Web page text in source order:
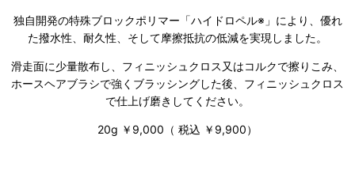
独自開発の特殊ブロックポリマー「ハイドロペル※」により、優れ
た撥水性、耐久性、そして摩擦抵抗の低減を実現しました。
滑走面に少量散布し、フィニッシュクロス又はコルクで擦りこみ、
ホースヘアブラシで強くブラッシングした後、フィニッシュクロス
で仕上げ磨きしてください。
20g ￥9,000（ 税込 ￥9,900）